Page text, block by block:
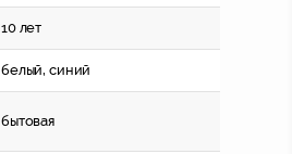
10 лет
белый, синий
бытовая